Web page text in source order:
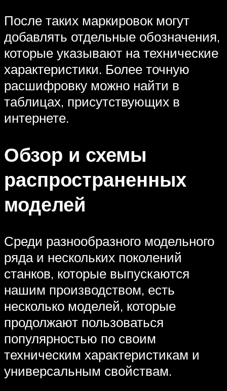
После таких маркировок могут
добавлять отдельные обозначения,
которые указывают на технические
характеристики. Более точную
расшифровку можно найти в
таблицах, присутствующих в
интернете.
Обзор и схемы
распространенных
моделей
Среди разнообразного модельного
ряда и нескольких поколений
станков, которые выпускаются
нашим производством, есть
несколько моделей, которые
продолжают пользоваться
популярностью по своим
техническим характеристикам и
универсальным свойствам.